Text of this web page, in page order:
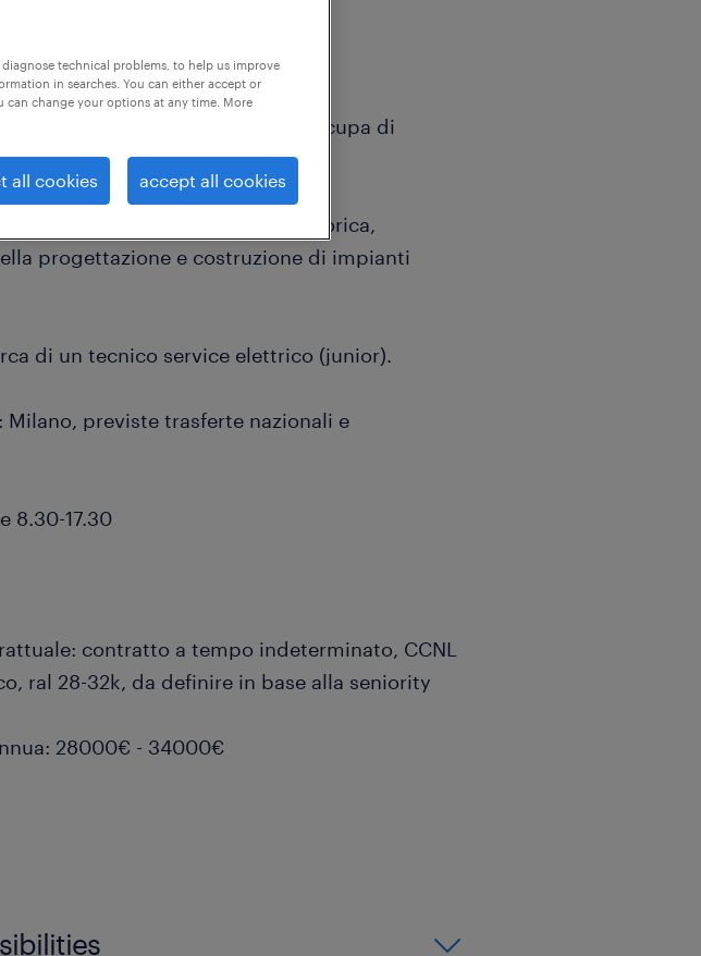
Selection è la specialty che si occupa di
di professionisti qualificati.
cliente è una realtà milanese storica,
progettazione e costruzione di impianti
di un tecnico service elettrico (junior).
Milano, previste trasferte nazionali e
8.30-17.30
contratto a tempo indeterminato, CCNL
ral 28-32k, da definire in base alla seniority
28000€ - 34000€
technical problems, to help us improve
in searches. You can either accept or
can change your options at any time. More
all cookies accept all cookies